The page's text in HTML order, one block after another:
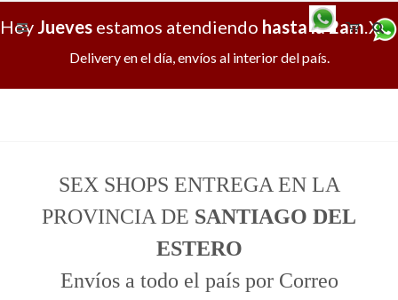
X
Hoy Jueves estamos atendiendo hasta la 2am.
Delivery en el día, envíos al interior del país.
SEX SHOPS ENTREGA EN LA
PROVINCIA DE SANTIAGO DEL
ESTERO
Envíos a todo el país por Correo